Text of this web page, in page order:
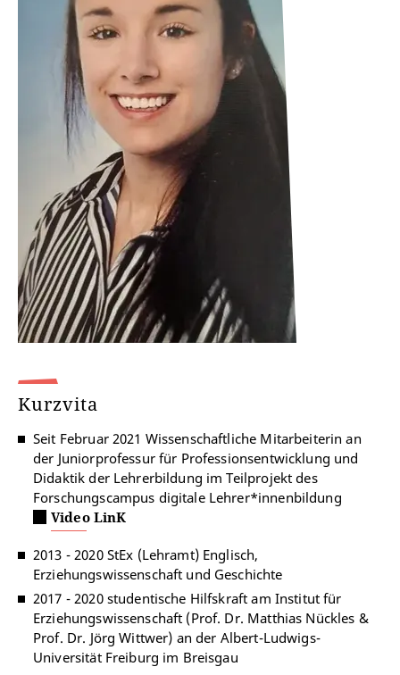
Kurzvita
Seit Februar 2021 Wissenschaftliche Mitarbeiterin an
der Juniorprofessur für Professionsentwicklung und
Didaktik der Lehrerbildung im Teilprojekt des
Forschungscampus digitale Lehrer*innenbildung
Video LinK
2013 - 2020 StEx (Lehramt) Englisch,
Erziehungswissenschaft und Geschichte
2017 - 2020 studentische Hilfskraft am Institut für
Erziehungswissenschaft (Prof. Dr. Matthias Nückles &
Prof. Dr. Jörg Wittwer) an der Albert-Ludwigs-
Universität Freiburg im Breisgau